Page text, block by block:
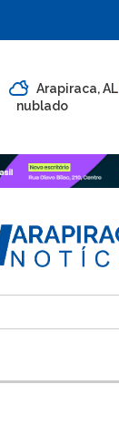
Arapiraca, AL
nublado